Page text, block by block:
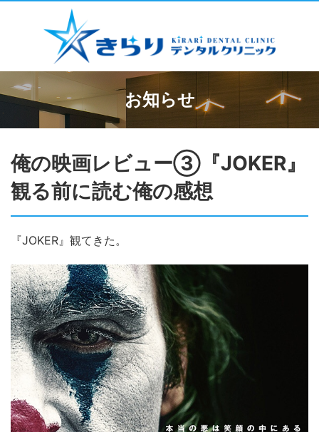
お知らせ
俺の映画レビュー③『JOKER』
観る前に読む俺の感想
『JOKER』観てきた。